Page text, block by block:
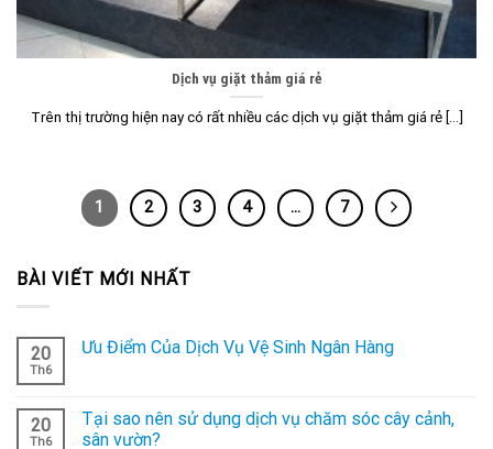
Dịch vụ giặt thảm giá rẻ
Trên thị trường hiện nay có rất nhiều các dịch vụ giặt thảm giá rẻ [...]
1 2 3 4 … 7
BÀI VIẾT MỚI NHẤT
20
Th6
Ưu Điểm Của Dịch Vụ Vệ Sinh Ngân Hàng
20
Th6
Tại sao nên sử dụng dịch vụ chăm sóc cây cảnh,
sân vườn?